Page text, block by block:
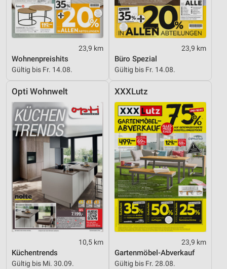
23,9 km
Wohnenpreishits
Gültig bis Fr. 14.08.
23,9 km
Büro Spezial
Gültig bis Fr. 14.08.
Opti Wohnwelt
10,5 km
Küchentrends
Gültig bis Mi. 30.09.
XXXLutz
23,9 km
Gartenmöbel-Abverkauf
Gültig bis Fr. 28.08.